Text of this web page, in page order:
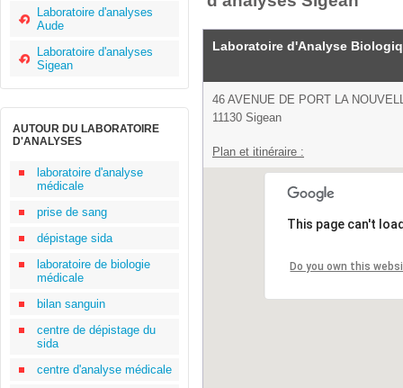
Laboratoire d'analyses
Aude
Laboratoire d'analyses
Sigean
AUTOUR DU LABORATOIRE
D'ANALYSES
laboratoire d'analyse
médicale
prise de sang
dépistage sida
laboratoire de biologie
médicale
bilan sanguin
centre de dépistage du
sida
centre d'analyse médicale
Laboratoire d'Analyse
46 AVENUE DE PORT LA
11130 Sigean
Plan et itinéraire :
This page can't
Do you own this